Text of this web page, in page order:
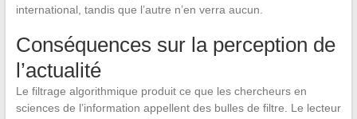
international, tandis que l’autre n’en verra aucun.
Conséquences sur la perception de
l’actualité
Le filtrage algorithmique produit ce que les chercheurs en
sciences de l’information appellent des bulles de filtre. Le lecteur